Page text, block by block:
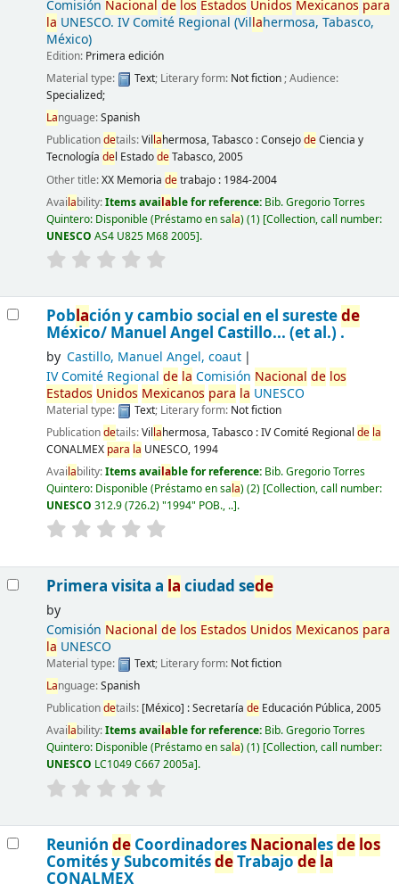
Comisión Nacional de los Estados Unidos Mexicanos para
la UNESCO. IV Comité Regional (Villahermosa, Tabasco,
México)
Edition: Primera edición
Material type:
Text; Literary form: Not fiction; Audience:
Specialized;
Language:Spanish
Publicationdetails:Villahermosa, Tabasco :ConsejodeCiencia y
Tecnología del EstadodeTabasco,2005
Other title:XX Memoria detrabajo : 1984-2004
Availability:Items available for reference: Bib. Gregorio Torres
Quintero: Disponible (Préstamo en sala)(1) Collection, call number:
UNESCO AS4 U825 M68 2005 .
Población y cambio social en el surestede
México/ Manuel Angel Castillo... (et al.) .
by Castillo, Manuel Angel, coaut
IV Comité Regional de la Comisión Nacional de los
Estados Unidos Mexicanos para la UNESCO
Material type: Text; Literary form: Not fiction
Publicationdetails:Villahermosa, Tabasco :IV Comité Regional de la
CONALMEX para la UNESCO, 1994
Availability:Items available for reference: Bib. Gregorio Torres
Quintero: Disponible (Préstamo en sala)(2) Collection, call number:
UNESCO 312.9 (726.2) "1994" POB., .. .
Primera visita a la ciudad sede
by
Comisión Nacional de los Estados Unidos Mexicanos para
la UNESCO
Material type: Text; Literary form: Not fiction
Language:Spanish
Publicationdetails: [México] :Secretaría deEducación Pública,2005
Availability:Items available for reference: Bib. Gregorio Torres
Quintero: Disponible (Préstamo en sala)(1) Collection, call number:
UNESCO LC1049 C667 2005a .
Reunión deCoordinadores Nacionalesde los
Comités y SubcomitésdeTrabajode la
CONALMEX